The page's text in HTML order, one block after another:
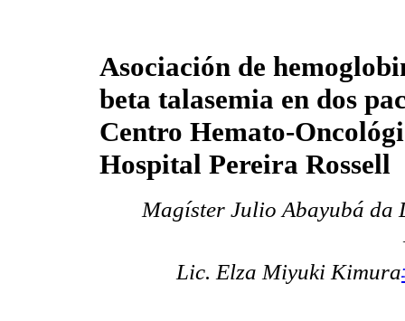
Asociación de
beta talasemia en dos
Centro Hemato-
Hospital Pereira Rossell
Magíster Julio Abayubá da
Lic. Elza Miyuki Kimura